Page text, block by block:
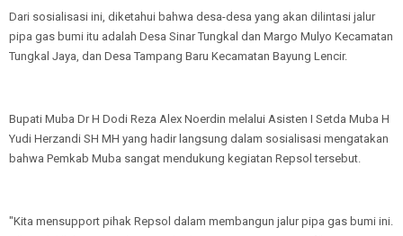
Dari sosialisasi ini, diketahui bahwa desa-desa yang akan dilintasi jalur
pipa gas bumi itu adalah Desa Sinar Tungkal dan Margo Mulyo Kecamatan
Tungkal Jaya, dan Desa Tampang Baru Kecamatan Bayung Lencir.
Bupati Muba Dr H Dodi Reza Alex Noerdin melalui Asisten I Setda Muba H
Yudi Herzandi SH MH yang hadir langsung dalam sosialisasi mengatakan
bahwa Pemkab Muba sangat mendukung kegiatan Repsol tersebut.
"Kita mensupport pihak Repsol dalam membangun jalur pipa gas bumi ini.